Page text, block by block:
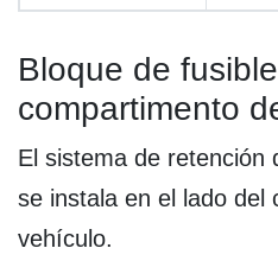
Bloque de
compartimento
El sistema de retención
se instala en el lado del
vehículo.